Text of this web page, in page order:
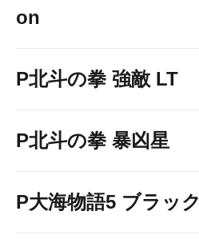
on
P北斗の拳 強敵 LT
P北斗の拳 暴凶星
P大海物語5 ブラック